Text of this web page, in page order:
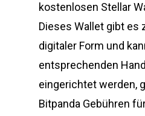
kostenlosen Stellar
Dieses Wallet gibt es
digitaler Form und
entsprechenden
eingerichtet werden,
Bitpanda Gebühren